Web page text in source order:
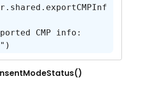
CMP info:
()